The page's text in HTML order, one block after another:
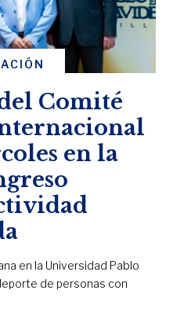
Comité
en la
en la Universidad Pablo
de personas con